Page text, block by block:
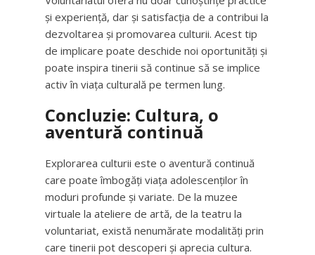
și experiență, dar și satisfacția de a contribui la
dezvoltarea și promovarea culturii. Acest tip
de implicare poate deschide noi oportunități și
poate inspira tinerii să continue să se implice
activ în viața culturală pe termen lung.
Concluzie: Cultura, o
aventură continuă
Explorarea culturii este o aventură continuă
care poate îmbogăți viața adolescenților în
moduri profunde și variate. De la muzee
virtuale la ateliere de artă, de la teatru la
voluntariat, există nenumărate modalități prin
care tinerii pot descoperi și aprecia cultura.